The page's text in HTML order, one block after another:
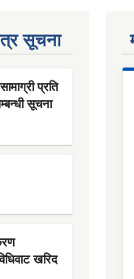
सूचना
प्रति
सूचना
खरिद